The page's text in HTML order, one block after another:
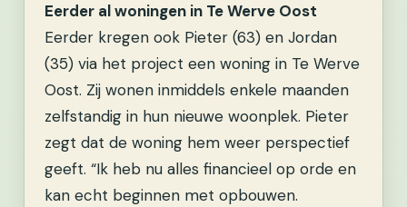
Eerder al woningen in Te Werve Oost
Eerder kregen ook Pieter (63) en Jordan
(35) via het project een woning in Te Werve
Oost. Zij wonen inmiddels enkele maanden
zelfstandig in hun nieuwe woonplek. Pieter
zegt dat de woning hem weer perspectief
geeft. “Ik heb nu alles financieel op orde en
kan echt beginnen met opbouwen.